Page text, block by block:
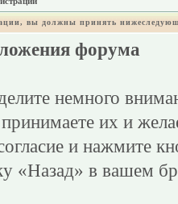
вы должны принять
форума
немного
их и
и нажмите
«Назад» в вашем